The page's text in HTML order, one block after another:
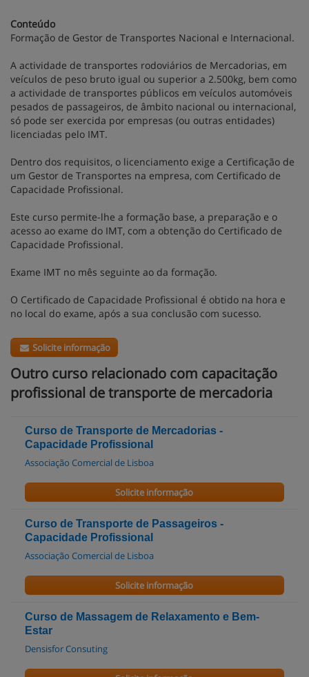
Conteúdo
Formação de Gestor de Transportes Nacional e Internacional.
A actividade de transportes rodoviários de Mercadorias, em
veículos de peso bruto igual ou superior a 2.500kg, bem como
a actividade de transportes públicos em veículos automóveis
pesados de passageiros, de âmbito nacional ou internacional,
só pode ser exercida por empresas (ou outras entidades)
licenciadas pelo IMT.
Dentro dos requisitos, o licenciamento exige a Certificação de
um Gestor de Transportes na empresa, com Certificado de
Capacidade Profissional.
Este curso permite-lhe a formação base, a preparação e o
acesso ao exame do IMT, com a obtenção do Certificado de
Capacidade Profissional.
Exame IMT no mês seguinte ao da formação.
O Certificado de Capacidade Profissional é obtido na hora e
no local do exame, após a sua conclusão com sucesso.
Solicite informação
Outro curso relacionado com capacitação
profissional de transporte de mercadoria
Curso de Transporte de Mercadorias -
Capacidade Profissional
Associação Comercial de Lisboa
Solicite informação
Curso de Transporte de Passageiros -
Capacidade Profissional
Associação Comercial de Lisboa
Solicite informação
Curso de Massagem de Relaxamento e Bem-
Estar
Densisfor Consuting